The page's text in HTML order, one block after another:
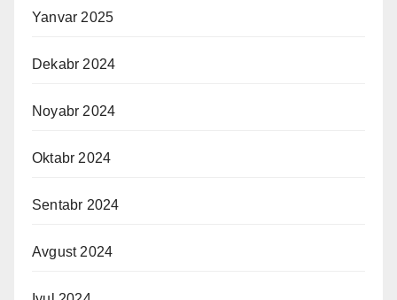
Yanvar 2025
Dekabr 2024
Noyabr 2024
Oktabr 2024
Sentabr 2024
Avgust 2024